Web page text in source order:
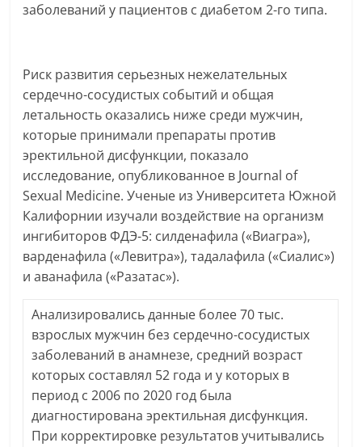
заболеваний у пациентов с диабетом 2-го типа.
Риск развития серьезных нежелательных
сердечно-сосудистых событий и общая
летальность оказались ниже среди мужчин,
которые принимали препараты против
эректильной дисфункции, показало
исследование, опубликованное в Journal of
Sexual Medicine. Ученые из Университета Южной
Калифорнии изучали воздействие на организм
ингибиторов ФДЭ-5: силденафила («Виагра»),
варденафила («Левитра»), тадалафила («Сиалис»)
и аванафила («Разатас»).
Анализировались данные более 70 тыс.
взрослых мужчин без сердечно-сосудистых
заболеваний в анамнезе, средний возраст
которых составлял 52 года и у которых в
период с 2006 по 2020 год была
диагностирована эректильная дисфункция.
При корректировке результатов учитывались